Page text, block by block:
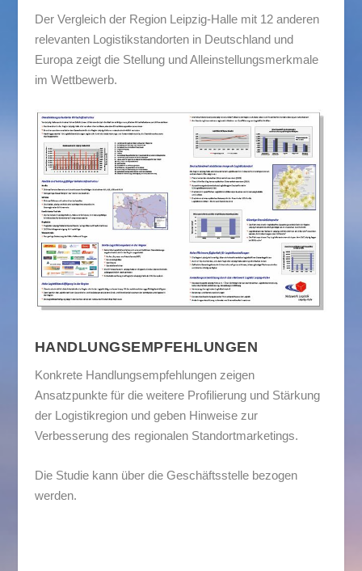
Der Vergleich der Region Leipzig-Halle mit 12 anderen
relevanten Logistikstandorten in Deutschland und
Europa zeigt die Stellung und Alleinstellungsmerkmale
im Wettbewerb.
HANDLUNGSEMPFEHLUNGEN
Konkrete Handlungsempfehlungen zeigen
Ansatzpunkte für die weitere Profilierung und Stärkung
der Logistikregion und geben Hinweise zur
Verbesserung des regionalen Standortmarketings.
Die Studie kann über die Geschäftsstelle bezogen
werden.